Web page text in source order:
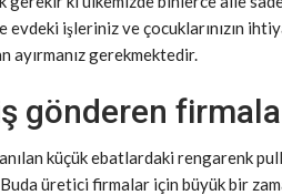
işleriniz ve çocuklarınızın
ayırmanız gerekmektedir.
gönderen
küçük ebatlardaki rengarenk
üretici firmalar için büyük bir